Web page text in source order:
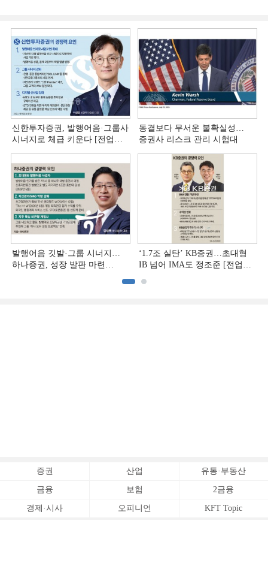
신한투자증권, 발행어음·그룹사
시너지로 체급 키운다 [전업계
동결보다 무서운 불확실성…
증권사 리스크 관리 시험대
발행어음 깃발·그룹 시너지…
하나증권, 성장 발판 마련
‘1.7조 실탄’ KB증권…초대형
IB 넘어 IMA도 정조준 [전업계
증권 산업 유통·부동산
금융 보험 2금융
경제·시사 오피니언 KFT Topic